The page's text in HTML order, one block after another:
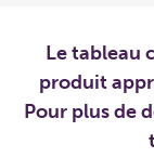
Le tableau
produit
Pour plus de